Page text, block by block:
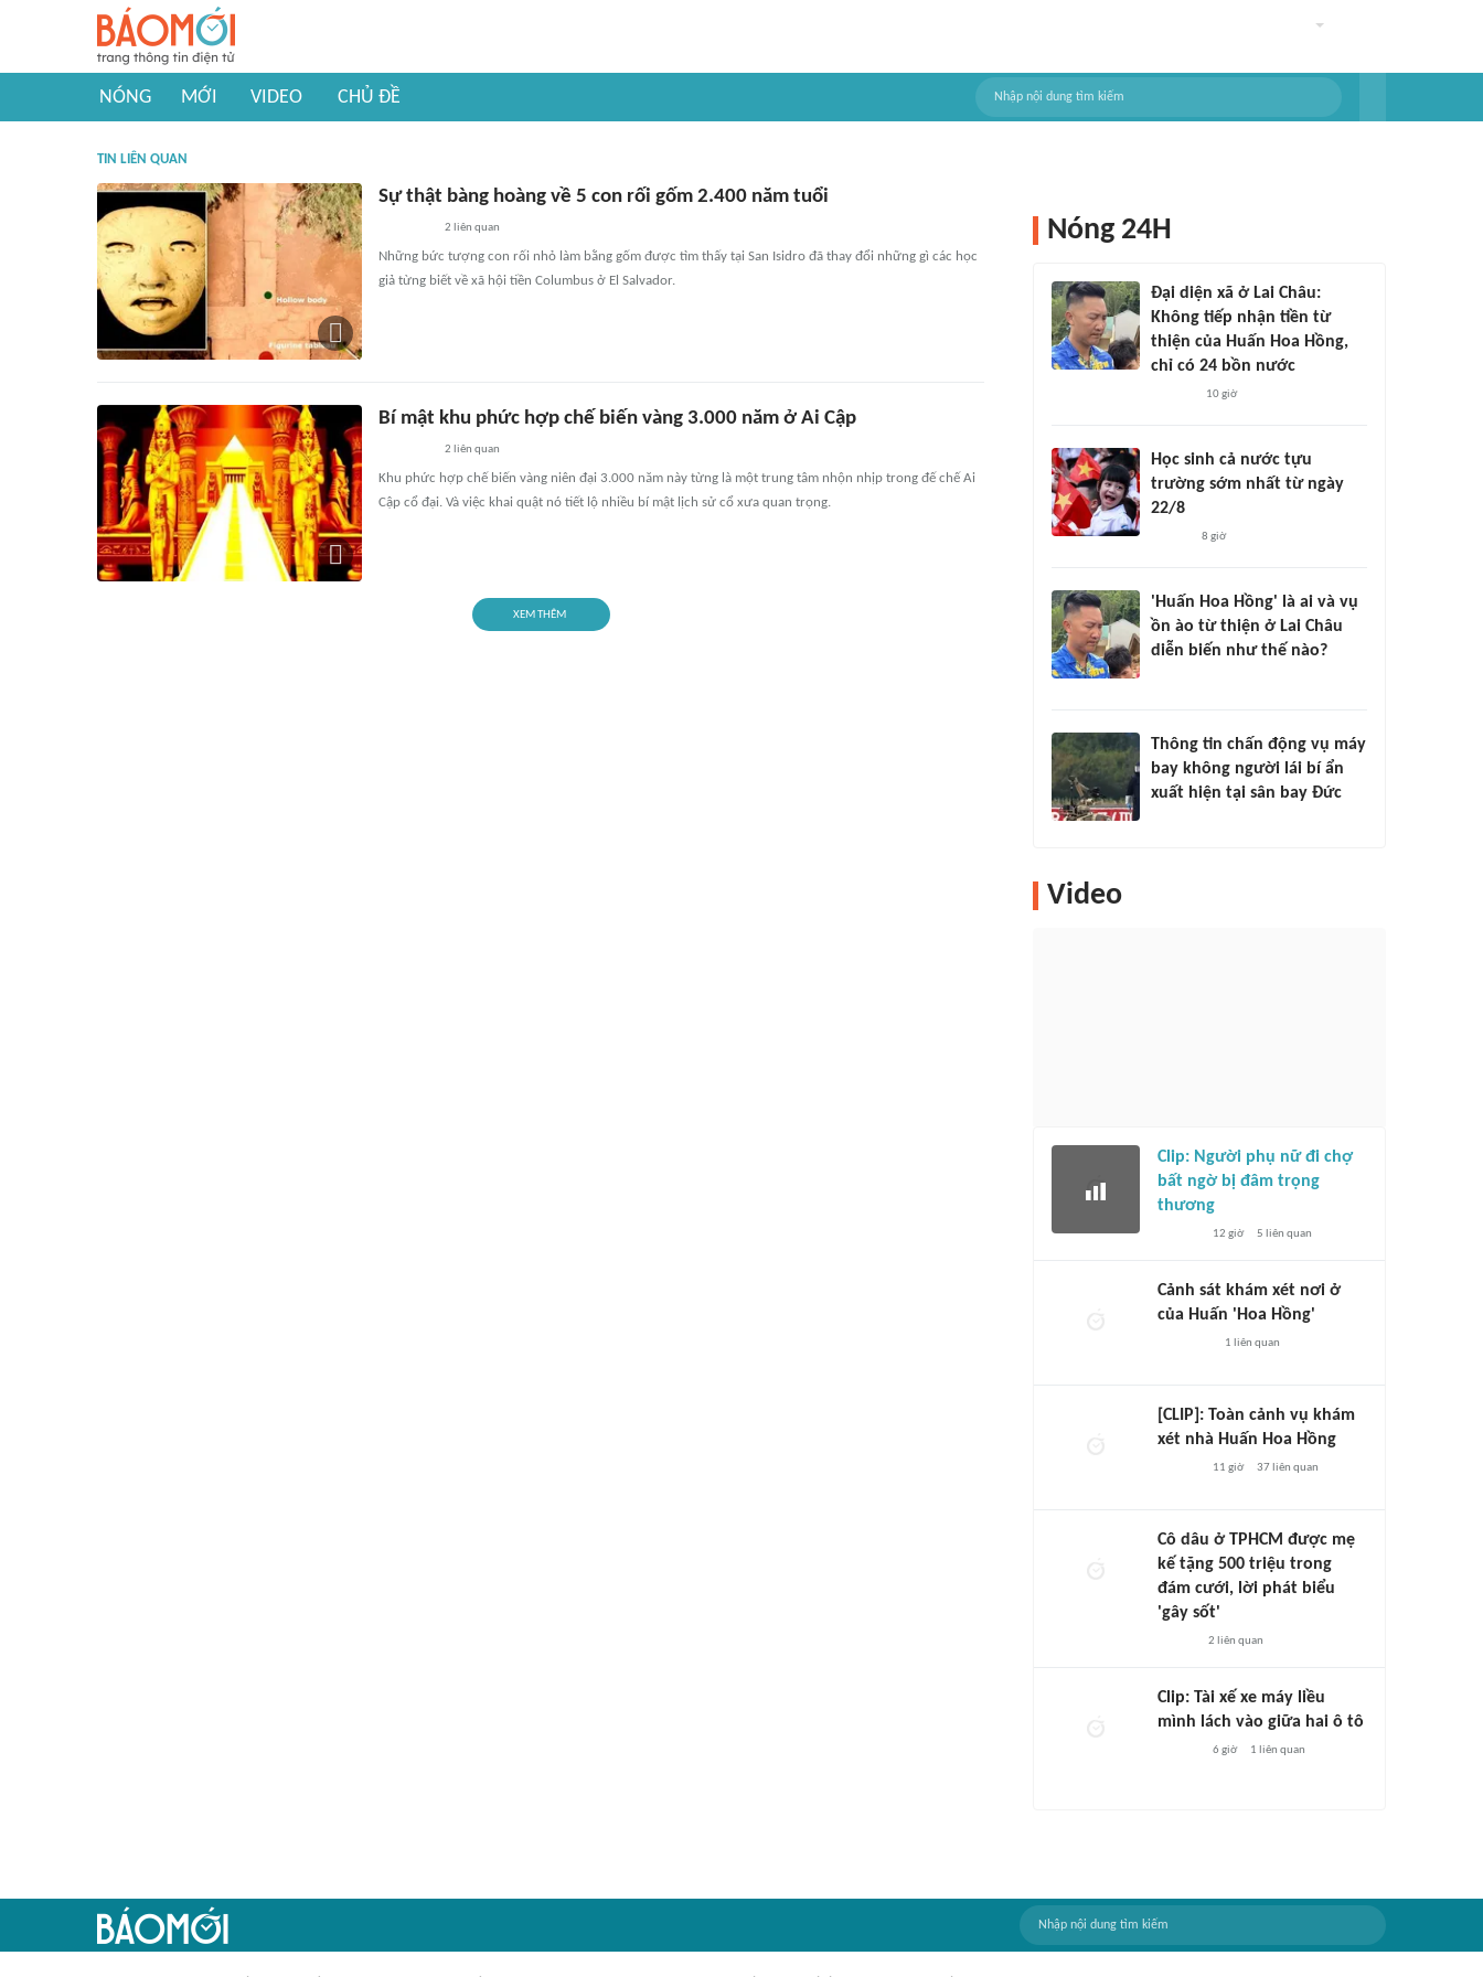
NÓNG MỚI VIDEO CHỦ ĐỀ
TIN LIÊN QUAN
Sự thật bàng hoàng về 5 con rối gốm 2.400 năm tuổi
2 liên quan
Những bức tượng con rối nhỏ làm bằng gốm được tìm thấy tại San Isidro đã thay đổi những gì các học
giả từng biết về xã hội tiền Columbus ở El Salvador.
Bí mật khu phức hợp chế biến vàng 3.000 năm ở Ai Cập
2 liên quan
Khu phức hợp chế biến vàng niên đại 3.000 năm này từng là một trung tâm nhộn nhịp trong đế chế Ai
Cập cổ đại. Và việc khai quật nó tiết lộ nhiều bí mật lịch sử cổ xưa quan trọng.
XEM THÊM
Nóng 24H
Đại diện xã ở Lai Châu:
Không tiếp nhận tiền từ
thiện của Huấn Hoa Hồng,
chỉ có 24 bồn nước
10 giờ
Học sinh cả nước tựu
trường sớm nhất từ ngày
22/8
8 giờ
'Huấn Hoa Hồng' là ai và vụ
ồn ào từ thiện ở Lai Châu
diễn biến như thế nào?
Thông tin chấn động vụ máy
bay không người lái bí ẩn
xuất hiện tại sân bay Đức
Video
Clip: Người phụ nữ đi chợ
bất ngờ bị đâm trọng
thương
12 giờ 5 liên quan
Cảnh sát khám xét nơi ở
của Huấn 'Hoa Hồng'
1 liên quan
[CLIP]: Toàn cảnh vụ khám
xét nhà Huấn Hoa Hồng
11 giờ 37liên quan
Cô dâu ở TPHCM được mẹ
kế tặng 500 triệu trong
đám cưới, lời phát biểu
'gây sốt'
2 liên quan
Clip: Tài xế xe máy liều
mình lách vào giữa hai ô tô
6 giờ 1 liên quan